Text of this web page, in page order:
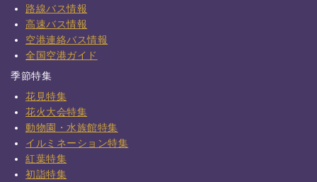
路線バス情報
高速バス情報
空港連絡バス情報
全国空港ガイド
季節特集
花見特集
花火大会特集
動物園・水族館特集
イルミネーション特集
紅葉特集
初詣特集